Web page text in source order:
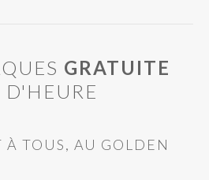
GRATUITE
D'HEURE
TOUS, AU GOLDEN